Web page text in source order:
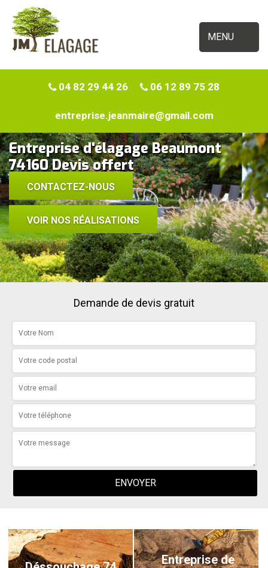
MENU
04 82 29 44 26 06 12 89 75 28
entreprise.jeanmaire@gmail.com
Entreprise d'élagage Beaumont
74160 Devis offert
CONTACTEZ-NOUS
VOIR NOS RÉALISATIONS
Demande de devis gratuit
Entreprise de